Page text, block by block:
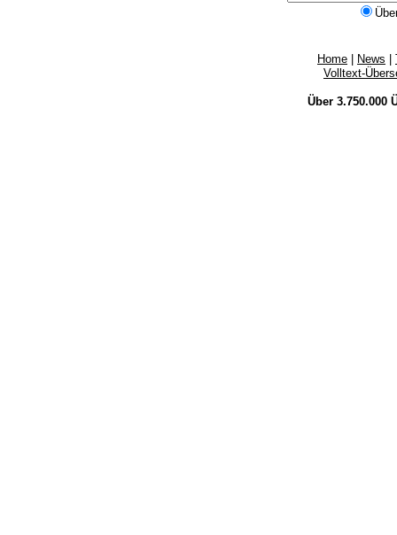
Home News
Volltext-
Über 3.750.000